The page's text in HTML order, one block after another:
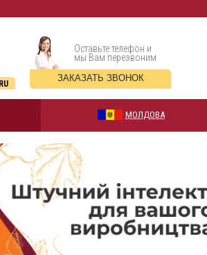
Оставьте телефон и
мы Вам перезвоним
ЗАКАЗАТЬ ЗВОНОК
RU
МОЛДОВА